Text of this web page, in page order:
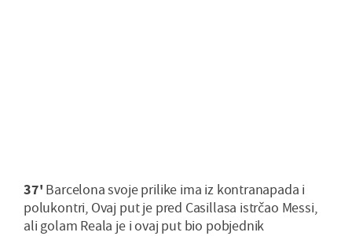
37' Barcelona svoje prilike ima iz kontranapada i
polukontri, Ovaj put je pred Casillasa istrčao Messi,
ali golam Reala je i ovaj put bio pobjednik